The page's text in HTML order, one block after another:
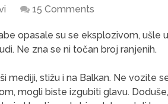
15 Comments
opasale su se eksplozivom, ušle u
Ne zna se ni točan broj ranjenih.
mediji, stižu i na Balkan. Ne vozite
mogli biste izgubiti glavu. Doduše,